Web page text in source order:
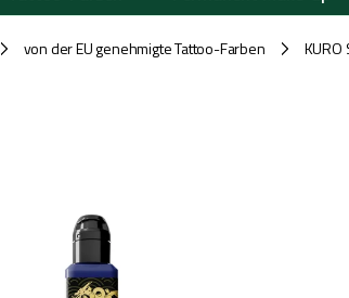
/ von der EU genehmigte Tattoo-Farben / KURO